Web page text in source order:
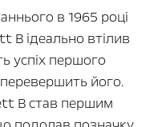
в 1965 році
B ідеально втілив
успіх першого
його.
B став першим